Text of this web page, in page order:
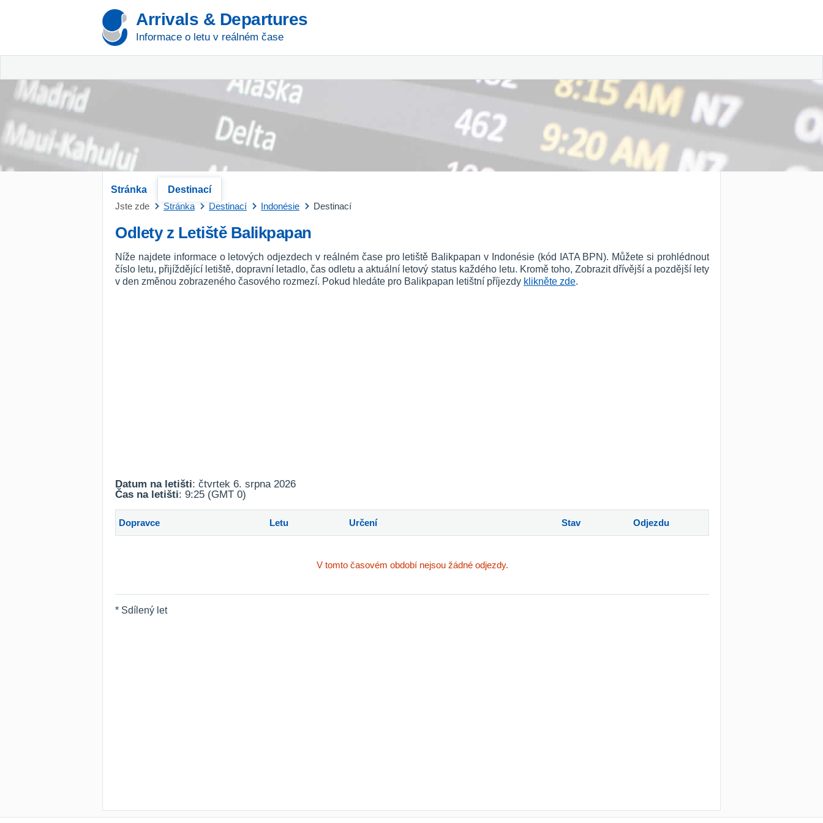
Arrivals & Departures
Informace o letu v reálném čase
Stránka
Destinací
Jste zde
Stránka Destinací Indonésie Destinací
Odlety z Letiště Balikpapan
Níže najdete informace o letových odjezdech v reálném čase pro letiště Balikpapan v Indonésie (kód IATA BPN). Můžete si prohlédnout
číslo letu, přijíždějící letiště, dopravní letadlo, čas odletu a aktuální letový status každého letu. Kromě toho, Zobrazit dřívější a pozdější lety
v den změnou zobrazeného časového rozmezí. Pokud hledáte pro Balikpapan letištní příjezdy klikněte zde.
Datum na letišti: čtvrtek 6. srpna 2026
Čas na letišti: 9:25 (GMT 0)
Dopravce Letu Určení Stav Odjezdu
V tomto časovém období nejsou žádné odjezdy.
* Sdílený let